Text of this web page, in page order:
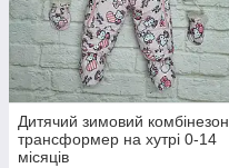
Дитячий зимовий комбінезон
трансформер на хутрі 0-14
місяців